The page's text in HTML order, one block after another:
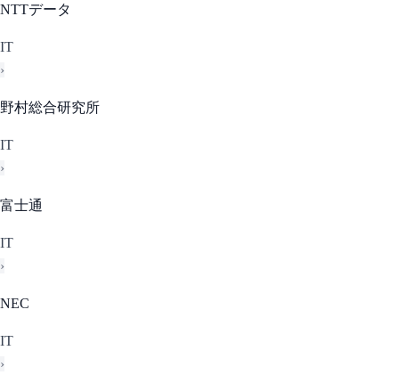
NTTデータ
IT
›
野村総合研究所
IT
›
富士通
IT
›
NEC
IT
›